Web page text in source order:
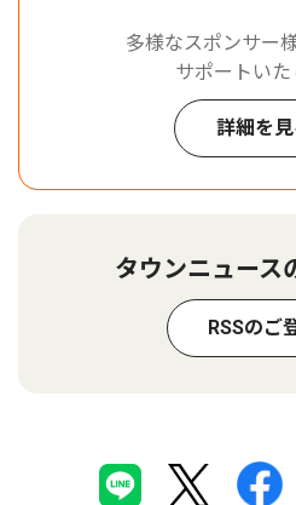
多様なスポンサー
サポートいた
詳細を見
タウンニュース
RSSのご